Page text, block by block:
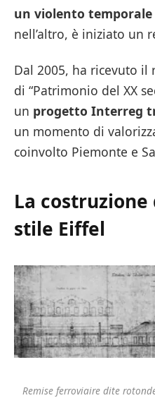
un violento temporale
nell’altro, è iniziato un
Dal 2005, ha ricevuto
di “Patrimonio del XX
un progetto Interreg
un momento di
coinvolto Piemonte e
La
stile Eiffel
Remise ferroviaire dite